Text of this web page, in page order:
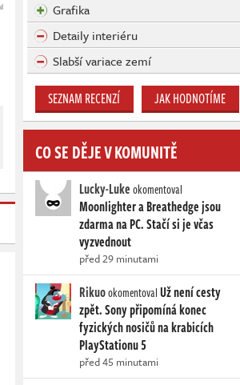
Grafika
Detaily interiéru
Slabší variace zemí
SEZNAM RECENZÍ JAK HODNOTÍME
CO SE DĚJE V KOMUNITĚ
Lucky-Lukeokomentoval
Moonlighter a Breathedge jsou
zdarma na PC. Stačí si je včas
vyzvednout
před 29 minutami
RikuookomentovalUž není cesty
zpět. Sony připomíná konec
fyzických nosičů na krabicích
PlayStationu 5
před 45 minutami